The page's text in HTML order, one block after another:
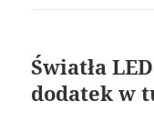
Światła
dodatek w